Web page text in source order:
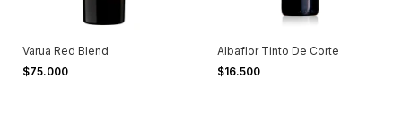
Varua Red Blend
$75.000
Albaflor Tinto De Corte
$16.500